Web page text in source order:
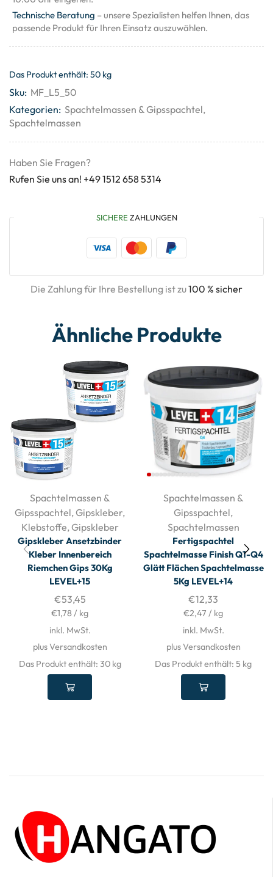
Technische Beratung – unsere Spezialisten helfen Ihnen, das
passende Produkt für Ihren Einsatz auszuwählen.
Das Produkt enthält: 50 kg
Sku: MF_L5_50
Kategorien: Spachtelmassen & Gipsspachtel,
Spachtelmassen
Haben Sie Fragen?
Rufen Sie uns an! +49 1512 658 5314
SICHERE ZAHLUNGEN
Die Zahlung für Ihre Bestellung ist zu100 % sicher
Ähnliche Produkte
Spachtelmassen &
Gipsspachtel,Gipskleber,
Klebstoffe,Gipskleber
Gipskleber Ansetzbinder
Kleber Innenbereich
Riemchen Gips 30Kg
LEVEL+15
€53,45
€1,78/ kg
inkl. MwSt.
plus Versandkosten
Das Produkt enthält: 30 kg
Spachtelmassen &
Gipsspachtel,
Spachtelmassen
Fertigspachtel
Spachtelmasse Finish Q1-Q4
Glätt Flächen Spachtelmasse
5Kg LEVEL+14
€12,33
€2,47 / kg
inkl. MwSt.
plus Versandkosten
Das Produkt enthält: 5 kg